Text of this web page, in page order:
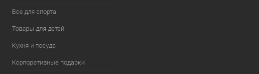
Все для спорта
Товары для детей
Кухня и посуда
Корпоративные подарки